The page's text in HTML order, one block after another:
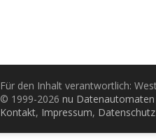
Für den Inhalt verantwortlich:
© 1999-2026 nu
Kontakt, Impressum, Datenschutz